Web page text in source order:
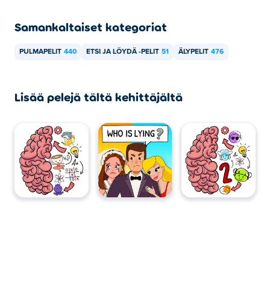
Brain Test All-Star -peliä voi pelata tietokoneellasi ja
Samankaltaiset kategoriat
PULMAPELIT 440 ETSI JA LÖYDÄ -PELIT 51 ÄLYPELIT 476
Lisää pelejä tältä kehittäjältä